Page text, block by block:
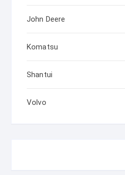
John Deere
Komatsu
Shantui
Volvo